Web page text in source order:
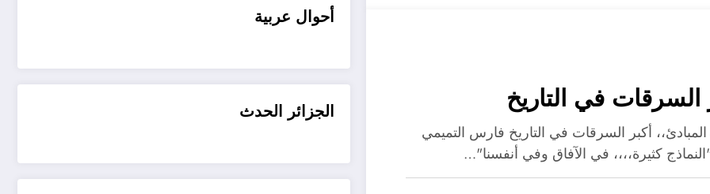
السرقات في التاريخ
أكبر السرقات في التاريخ فارس التميمي
كثيرة،،،، في الآفاق وفي أنفسنا"…
أحوال عربية
الجزائر الحدث